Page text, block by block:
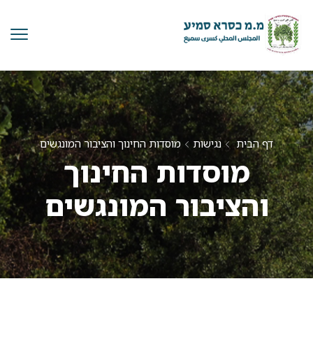
דף הבית נגישות מוסדות החינוך והציבור המונגשים
מוסדות החינוך
והציבור המונגשים